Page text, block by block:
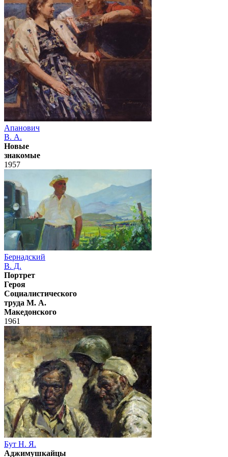
Апанович
В. А.
Новые
знакомые
1957
Бернадский
В. Д.
Портрет
Героя
Социалистического
труда М. А.
Македонского
1961
Бут Н. Я.
Аджимушкайцы